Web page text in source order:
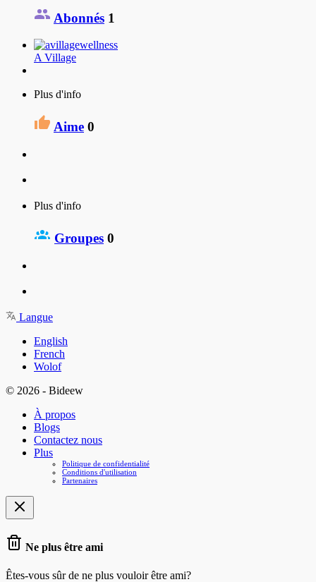
Abonnés 1
A Village
Plus d'info
Aime 0
Plus d'info
Groupes 0
Langue
English
French
Wolof
© 2026 - Bideew
À propos
Blogs
Contactez nous
Plus
Politique de confidentialité
Conditions d'utilisation
Partenaires
Ne plus être ami
Êtes-vous sûr de ne plus vouloir être ami?